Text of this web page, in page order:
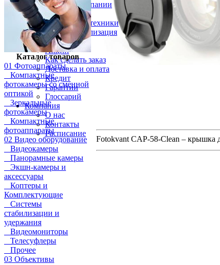
Новости компании
Услуги
Прокат фототехники
Выкуп и реализация
Покупателям
Акции
Как сделать заказ
Доставка и оплата
Кредит
Гарантии
Глоссарий
Компания
О нас
Контакты
Расписание
Каталог товаров
01 Фотоаппараты
Компактные
фотокамеры со сменной
оптикой
Зеркальные
фотокамеры
Компактные
фотоаппараты
02 Видео оборудование
Видеокамеры
Панорамные камеры
Экшн-камеры и
аксессуары
Коптеры и
Комплектующие
Системы
стабилизации и
удержания
Видеомониторы
Телесуфлеры
Прочее
03 Объективы
Fotokvant CAP-58-Clean – крышка